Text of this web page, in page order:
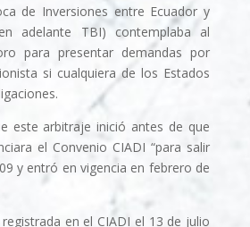
de Inversiones entre Ecuador y
adelante TBI) contemplaba al
para presentar demandas por
si cualquiera de los Estados
este arbitraje inició antes de que
el Convenio CIADI “para salir
y entró en vigencia en febrero de
en el CIADI el 13 de julio